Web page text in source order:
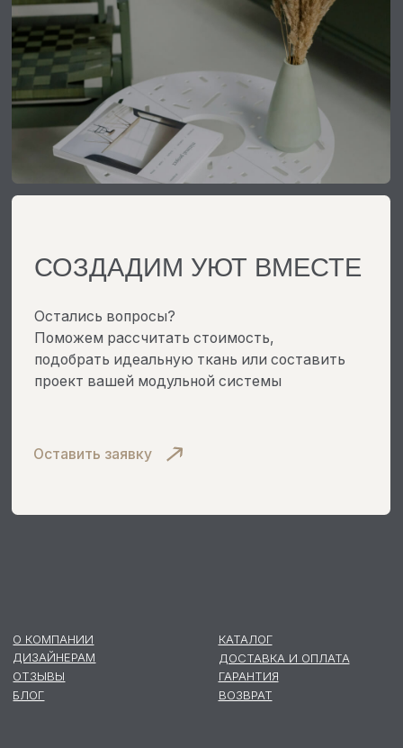
АДРЕС ПРОИЗВОДСТВА:
Г. УЛЬЯНОВСК, 10 ИНЖЕНЕРНЫЙ ПРОЕЗД, 7
РЕЖИМ РАБОТЫ:
ЕЖЕДНЕВНО С 08:00 ДО 20:00 (МСК)
Разработка сайта
Политика конфиденциальности
ИП Малышева И.А.
ИНН 710308560280
ОГРНИП 322730000036622